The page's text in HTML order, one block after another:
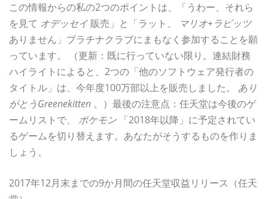
この情報からの私の2つのポイントは、「うわー、それら
を見て オデッセイ 販売」と「ラット、
マリオ+ラビッツ
ありません」プラチナクラブにまもなく参加することを願
っています。 （更新：既に行っていない限り。連結財務
ハイライトによると、2つの「他のソフトウェア発行者の
タイトル」は、今年度100万部以上を販売しました。 あり
がとうGreenekitten 。）最後の注意点：任天堂は今後のゲ
ームリストで、 ポケモン 「2018年以降」に予定されてい
るゲームを切り替えます。あなたがそうするものを作りま
しょう。
2017年12月末までの9か月間の任天堂収益リリース（任天